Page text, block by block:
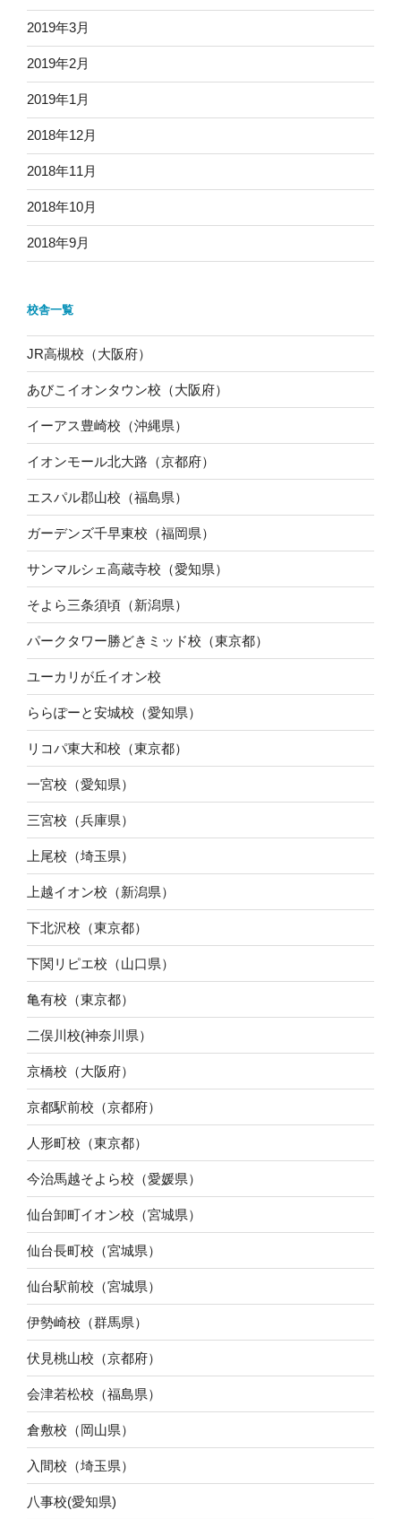
2019年3月
2019年2月
2019年1月
2018年12月
2018年11月
2018年10月
2018年9月
校舎一覧
JR高槻校（大阪府）
あびこイオンタウン校（大阪府）
イーアス豊崎校（沖縄県）
イオンモール北大路（京都府）
エスパル郡山校（福島県）
ガーデンズ千早東校（福岡県）
サンマルシェ高蔵寺校（愛知県）
そよら三条須頃（新潟県）
パークタワー勝どきミッド校（東京都）
ユーカリが丘イオン校
ららぽーと安城校（愛知県）
リコパ東大和校（東京都）
一宮校（愛知県）
三宮校（兵庫県）
上尾校（埼玉県）
上越イオン校（新潟県）
下北沢校（東京都）
下関リピエ校（山口県）
亀有校（東京都）
二俣川校(神奈川県）
京橋校（大阪府）
京都駅前校（京都府）
人形町校（東京都）
今治馬越そよら校（愛媛県）
仙台卸町イオン校（宮城県）
仙台長町校（宮城県）
仙台駅前校（宮城県）
伊勢崎校（群馬県）
伏見桃山校（京都府）
会津若松校（福島県）
倉敷校（岡山県）
入間校（埼玉県）
八事校(愛知県)